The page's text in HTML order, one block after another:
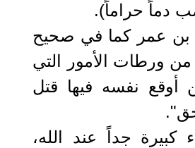
دماً حراماً).
بن عمر كما في صحيح
من ورطات الأمور التي
أوقع نفسه فيها قتل
كبيرة جداً عند الله،